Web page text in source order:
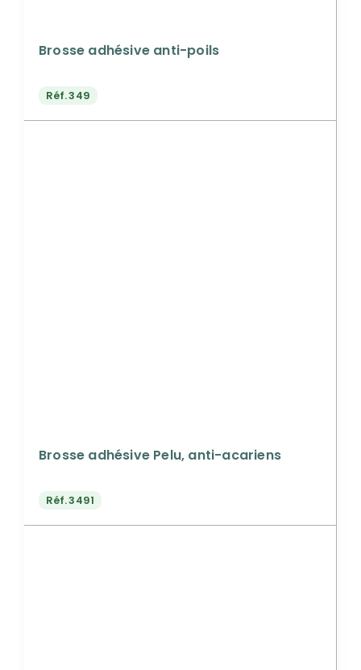
Brosse adhésive anti-poils
Réf.349
Brosse adhésive Pelu, anti-acariens
Réf.3491